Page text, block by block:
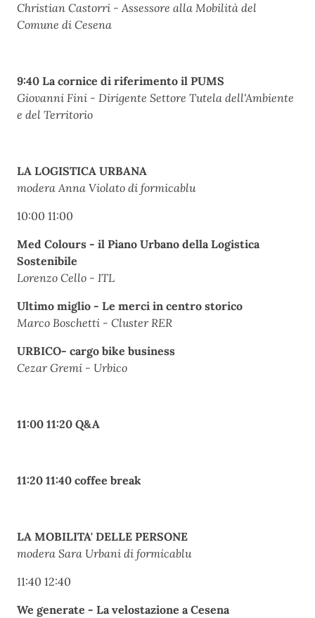
Christian Castorri - Assessore alla Mobilità del
Comune di Cesena
9:40 La cornice di riferimento il PUMS
Giovanni Fini - Dirigente Settore Tutela dell'Ambiente
e del Territorio
LA LOGISTICA URBANA
modera Anna Violato di formicablu
10:00 11:00
Med Colours - il Piano Urbano della Logistica
Sostenibile
Lorenzo Cello - ITL
Ultimo miglio - Le merci in centro storico
Marco Boschetti - Cluster RER
URBICO- cargo bike business
Cezar Gremi - Urbico
11:00 11:20 Q&A
11:20 11:40 coffee break
LA MOBILITA' DELLE PERSONE
modera Sara Urbani di formicablu
11:40 12:40
We generate - La velostazione a Cesena